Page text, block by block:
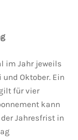
im Jahr jeweils
und Oktober. Ein
für vier
kann
Jahresfrist in